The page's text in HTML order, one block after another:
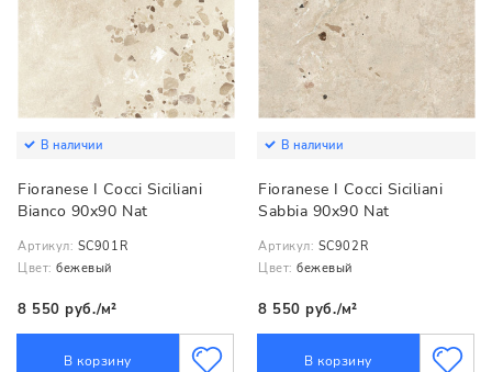
В наличии
Fioranese I Cocci Siciliani
Bianco 90x90 Nat
Артикул: SC901R
Цвет: бежевый
8 550 руб./м²
В корзину
В наличии
Fioranese I Cocci Siciliani
Sabbia 90x90 Nat
Артикул: SC902R
Цвет: бежевый
8 550 руб./м²
В корзину